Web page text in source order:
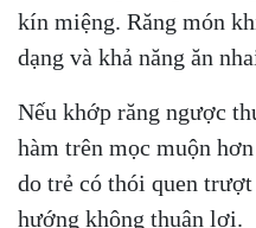
kín miệng. Răng món
dạng và khả năng ăn
Nếu khớp răng ngược
hàm trên mọc muộn
do trẻ có thói quen trượt
hướng không thuận lợi.